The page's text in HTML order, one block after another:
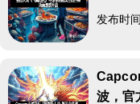
发布时
波，官